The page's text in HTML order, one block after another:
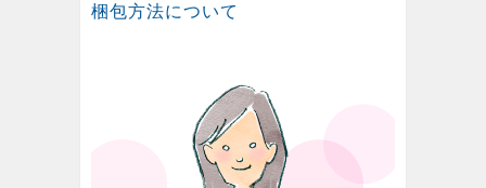
梱包方法について